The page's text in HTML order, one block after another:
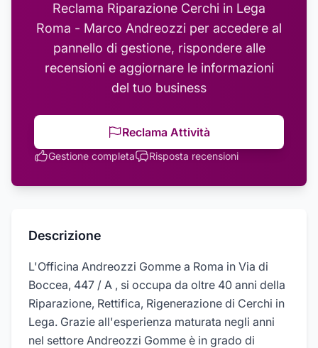
Reclama Riparazione Cerchi in Lega
Roma - Marco Andreozzi per accedere al
pannello di gestione, rispondere alle
recensioni e aggiornare le informazioni
del tuo business
Reclama Attività
Gestione completa Risposta recensioni
Descrizione
L'Officina Andreozzi Gomme a Roma in Via di
Boccea, 447 / A , si occupa da oltre 40 anni della
Riparazione, Rettifica, Rigenerazione di Cerchi in
Lega. Grazie all'esperienza maturata negli anni
nel settore Andreozzi Gomme è in grado di